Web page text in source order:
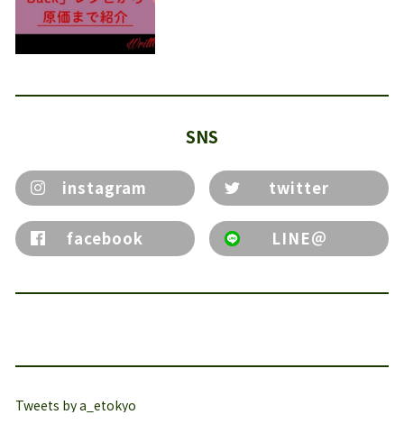
SNS
instagram twitter
facebook LINE＠
Tweets by a_etokyo